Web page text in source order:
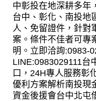
中彰投在地深耕多年
台中、彰化、南投地
人、免留證件，針對
案。條件不佳者可專
明。立即洽詢:0983-
LINE:0983029111台
口，24H專人服務彰
優利方案解析南投現
資金後援會台中北屯